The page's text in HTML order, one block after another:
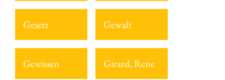
Gesetz Gewalt
Gewissen Girard, Rene